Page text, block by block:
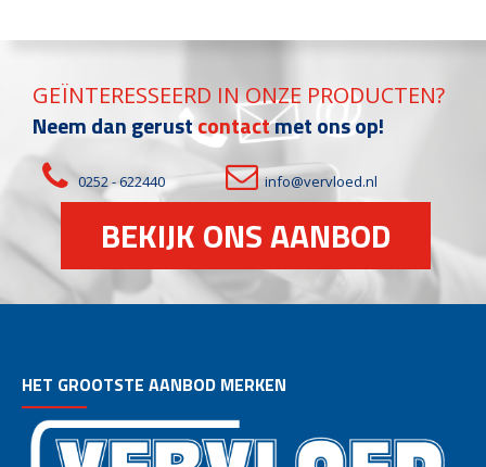
GEÏNTERESSEERD IN ONZE PRODUCTEN?
Neem dan gerustcontactmet ons op!
0252 - 622440 info@vervloed.nl
BEKIJK ONS AANBOD
HET GROOTSTE AANBOD MERKEN